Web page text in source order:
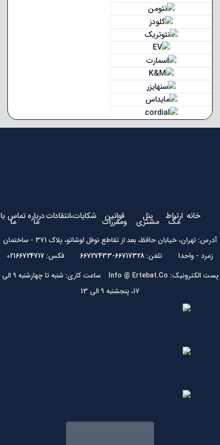
خانه ارتباط
مگ پنل
مشتری قوانین
ومقررات شکایات،انتقاداتدرباره
ما تماس با
ما
آدرس: تهران، خیابان حافظ، بعد از تقاطع نوفل لوشاتو، پلاک 371 - ساختمان
زمرد - واحد1 تلفن:
66717328-66727433 فکس: 021 66724717
پست الکترونیک: Info @ Ertebat.Co ساعت کاری: شنبه تا چهارشنبه 9 الی
17، پنجشنبه 9 الی 13